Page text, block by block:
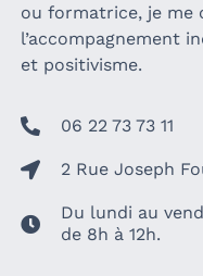
ou formatrice, je me
l’accompagnement
et positivisme.
06 22 73 73 11
2 Rue Joseph
Du lundi au
de 8h à 12h.